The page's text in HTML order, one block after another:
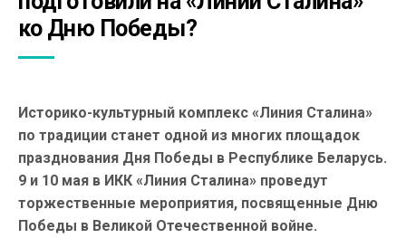
ко Дню Победы?
Историко-культурный комплекс «Линия Сталина»
по традиции станет одной из многих площадок
празднования Дня Победы в Республике Беларусь.
9 и 10 мая в ИКК «Линия Сталина» проведут
торжественные мероприятия, посвященные Дню
Победы в Великой Отечественной войне.